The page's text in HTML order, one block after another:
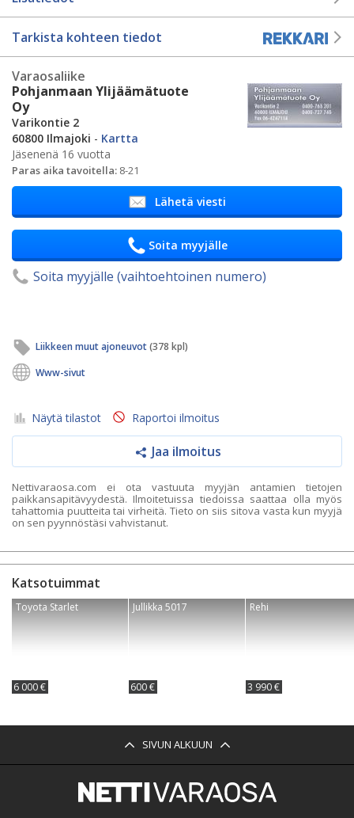
Tarkista kohteen tiedot
Varaosaliike
Pohjanmaan Ylijäämätuote
Oy
Varikontie 2
60800 Ilmajoki - Kartta
Jäsenenä 16 vuotta
Paras aika tavoitella: 8-21
Lähetä viesti
Soita myyjälle
Soita myyjälle (vaihtoehtoinen numero)
Liikkeen muut ajoneuvot(378 kpl)
Www-sivut
Näytä tilastot Raportoi ilmoitus
Jaa ilmoitus
Nettivaraosa.com ei ota vastuuta myyjän antamien tietojen
paikkansapitävyydestä. Ilmoitetuissa tiedoissa saattaa olla myös
tahattomia puutteita tai virheitä. Tieto on siis sitova vasta kun myyjä
on sen pyynnöstäsi vahvistanut.
Katsotuimmat
Toyota Starlet
6 000 €
Jullikka 5017
600 €
Rehi
3 990 €
SIVUN ALKUUN